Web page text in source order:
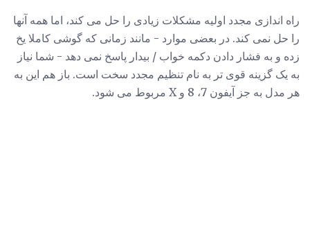
راه اندازی مجدد اولیه مشکلات زیادی را حل می کند، اما همه آنها
را حل نمی کند. در بعضی موارد - مانند زمانی که گوشی کاملا یخ
زده و به فشار دادن دکمه خواب / بیدار پاسخ نمی دهد - شما نیاز
به یک گزینه قوی تر به نام تنظیم مجدد سخت است. باز هم این به
هر مدل به جز آیفون 7، 8 و X مربوط می شود.